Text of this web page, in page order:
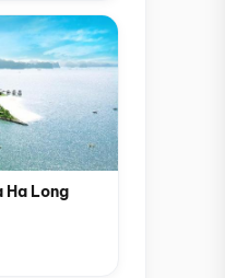
Ha Long